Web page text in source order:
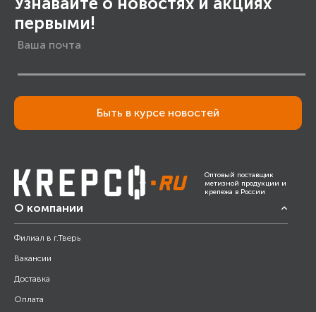
первыми!
Быть в курсе новостей
Оптовый поставщик
метизной продукции и
крепежа в России
О компании
Филиал в г.Тверь
Вакансии
Доставка
Оплата